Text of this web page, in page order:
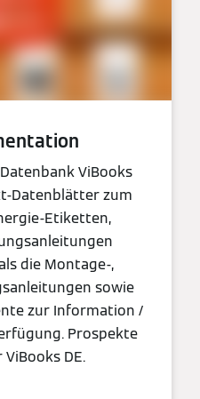
ViBooks
Datenblätter zum
Etiketten,
die Montage-,
sowie
zur Information /
Prospekte
DE.